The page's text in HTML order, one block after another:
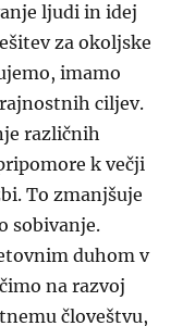
ljudi in idej
za okoljske
imamo
ciljev.
različnih
k večji
To zmanjšuje
sobivanje.
duhom v
na razvoj
človeštvu,